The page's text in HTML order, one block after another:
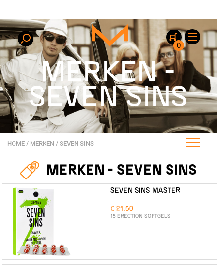
0
MERKEN -
SEVEN SINS
HOME / MERKEN / SEVEN SINS
MERKEN - SEVEN SINS
SEVEN SINS MASTER
€ 21.50
15 ERECTION SOFTGELS